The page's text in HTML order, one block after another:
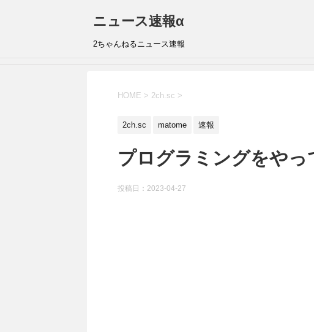
ニュース速報α
2ちゃんねるニュース速報
HOME > 2ch.sc >
2ch.sc matome 速報
プログラミングをや
投稿日： 2023-04-27